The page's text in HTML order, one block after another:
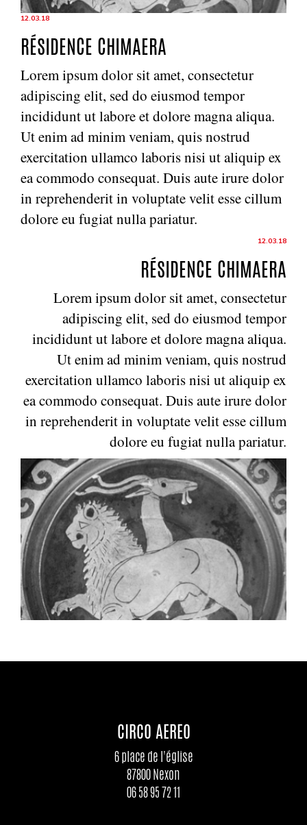
12.03.18
RÉSIDENCE CHIMAERA
Lorem ipsum dolor sit amet, consectetur
adipiscing elit, sed do eiusmod tempor
incididunt ut labore et dolore magna aliqua.
Ut enim ad minim veniam, quis nostrud
exercitation ullamco laboris nisi ut aliquip ex
ea commodo consequat. Duis aute irure dolor
in reprehenderit in voluptate velit esse cillum
dolore eu fugiat nulla pariatur.
12.03.18
RÉSIDENCE CHIMAERA
Lorem ipsum dolor sit amet, consectetur
adipiscing elit, sed do eiusmod tempor
incididunt ut labore et dolore magna aliqua.
Ut enim ad minim veniam, quis nostrud
exercitation ullamco laboris nisi ut aliquip ex
ea commodo consequat. Duis aute irure dolor
in reprehenderit in voluptate velit esse cillum
dolore eu fugiat nulla pariatur.
CIRCO AEREO
6 place de l'église
87800 Nexon
06 58 95 72 11